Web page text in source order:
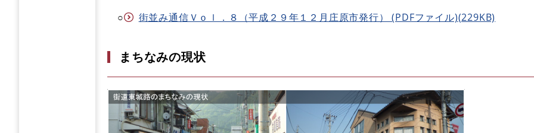
○ 街並み通信Ｖｏｌ．８（平成２９年１２月庄原市発行） (PDFファイル)(229KB)
まちなみの現状